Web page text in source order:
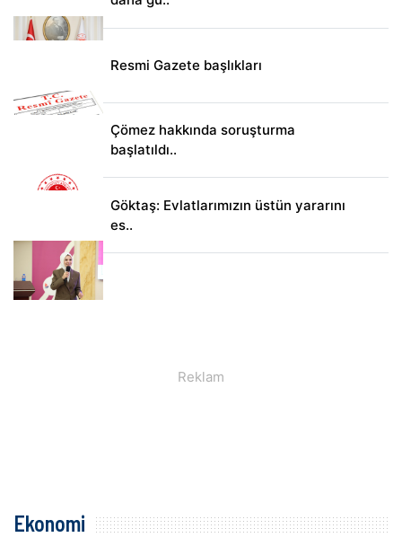
Resmi Gazete başlıkları
Çömez hakkında soruşturma
başlatıldı..
Göktaş: Evlatlarımızın üstün yararını
es..
Ekonomi